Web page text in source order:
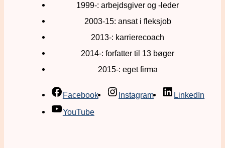
1999-: arbejdsgiver og -leder
2003-15: ansat i fleksjob
2013-: karrierecoach
2014-: forfatter til 13 bøger
2015-: eget firma
Facebook Instagram
LinkedIn
YouTube